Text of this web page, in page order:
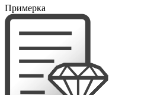
Примерка